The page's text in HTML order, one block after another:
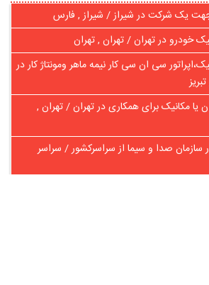
یک شرکت در شیراز / شیراز , فارس
خودرو در تهران / تهران , تهران
سی ان سی کار نیمه ماهر ومونتاژ کار در
مکانیک برای همکاری در تهران / تهران ,
سازمان صدا و سیما از سراسرکشور / سراسر